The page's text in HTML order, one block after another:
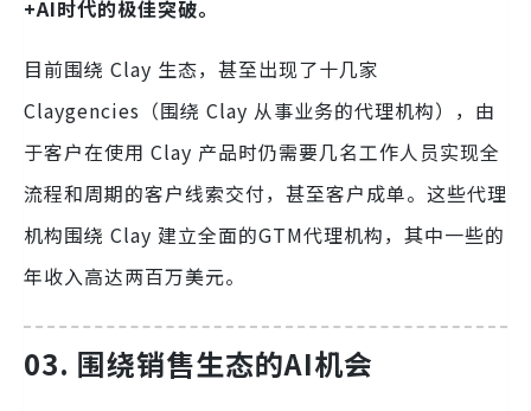
+AI时代的极佳突破。
目前围绕 Clay 生态，甚至出现了十几家
Claygencies（围绕 Clay 从事业务的代理机构），由
于客户在使用 Clay 产品时仍需要几名工作人员实现全
流程和周期的客户线索交付，甚至客户成单。这些代理
机构围绕 Clay 建立全面的GTM代理机构，其中一些的
年收入高达两百万美元。
03. 围绕销售生态的AI机会